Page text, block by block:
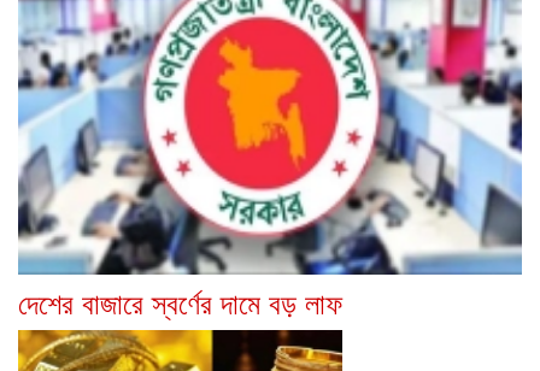
দেশের বাজারে স্বর্ণের দামে বড় লাফ